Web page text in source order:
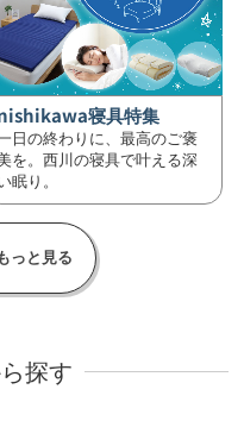
寝具特集
日の終わりに、最高のご褒
を。西川の寝具で叶える深
眠り。
探す